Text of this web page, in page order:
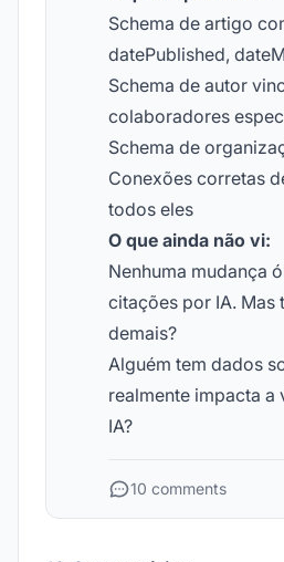
Schema de artigo
datePublished,
Schema de autor
colaboradores
Schema de
Conexões corretas
todos eles
O que ainda não vi:
Nenhuma mudança
citações por IA. Mas
demais?
Alguém tem dados
realmente impacta a
IA?
10 comments